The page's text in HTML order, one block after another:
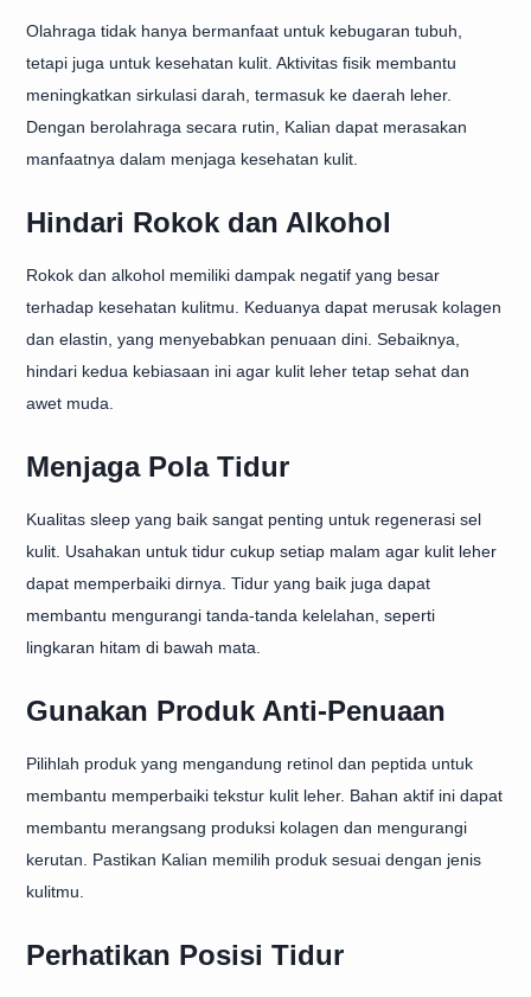
Olahraga tidak hanya bermanfaat untuk kebugaran tubuh,
tetapi juga untuk kesehatan kulit. Aktivitas fisik membantu
meningkatkan sirkulasi darah, termasuk ke daerah leher.
Dengan berolahraga secara rutin, Kalian dapat merasakan
manfaatnya dalam menjaga kesehatan kulit.
Hindari Rokok dan Alkohol
Rokok dan alkohol memiliki dampak negatif yang besar
terhadap kesehatan kulitmu. Keduanya dapat merusak kolagen
dan elastin, yang menyebabkan penuaan dini. Sebaiknya,
hindari kedua kebiasaan ini agar kulit leher tetap sehat dan
awet muda.
Menjaga Pola Tidur
Kualitas sleep yang baik sangat penting untuk regenerasi sel
kulit. Usahakan untuk tidur cukup setiap malam agar kulit leher
dapat memperbaiki dirnya. Tidur yang baik juga dapat
membantu mengurangi tanda-tanda kelelahan, seperti
lingkaran hitam di bawah mata.
Gunakan Produk Anti-Penuaan
Pilihlah produk yang mengandung retinol dan peptida untuk
membantu memperbaiki tekstur kulit leher. Bahan aktif ini dapat
membantu merangsang produksi kolagen dan mengurangi
kerutan. Pastikan Kalian memilih produk sesuai dengan jenis
kulitmu.
Perhatikan Posisi Tidur